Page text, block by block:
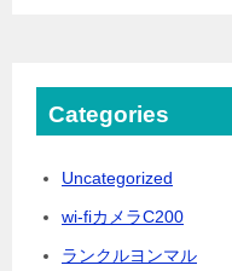
Categories
Uncategorized
wi-fiカメラC200
ランクルヨンマル